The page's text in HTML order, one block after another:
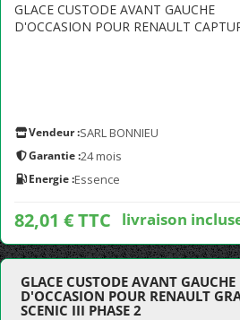
GLACE CUSTODE AVANT GAUCHE
D'OCCASION POUR RENAULT
Vendeur :SARL BONNIEU
Garantie :24 mois
Energie :Essence
82,01 € TTC livraison
GLACE CUSTODE AVANT GAUCHE
D'OCCASION POUR RENAULT
SCENIC III PHASE 2